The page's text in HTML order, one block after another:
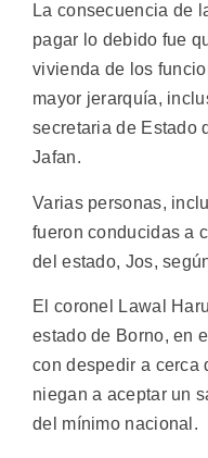
La consecuencia de
pagar lo debido fue
vivienda de los
mayor jerarquía,
secretaria de Estado
Jafan.
Varias personas,
fueron conducidas a
del estado, Jos,
El coronel Lawal
estado de Borno, en
con despedir a cerca
niegan a aceptar un
del mínimo nacional.